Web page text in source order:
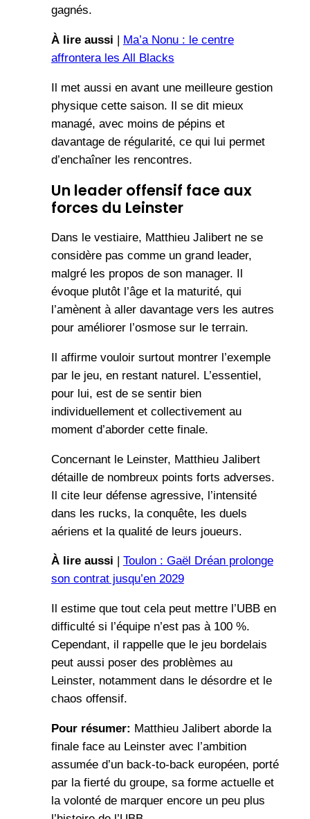
gagnés.
À lire aussi
Ma’a Nonu : le centre
affrontera les All Blacks
Il met aussi en avant une meilleure gestion
physique cette saison. Il se dit mieux
managé, avec moins de pépins et
davantage de régularité, ce qui lui permet
d’enchaîner les rencontres.
Un leader offensif face aux
forces du Leinster
Dans le vestiaire, Matthieu Jalibert ne se
considère pas comme un grand leader,
malgré les propos de son manager. Il
évoque plutôt l’âge et la maturité, qui
l’amènent à aller davantage vers les autres
pour améliorer l’osmose sur le terrain.
Il affirme vouloir surtout montrer l’exemple
par le jeu, en restant naturel. L’essentiel,
pour lui, est de se sentir bien
individuellement et collectivement au
moment d’aborder cette finale.
Concernant le Leinster, Matthieu Jalibert
détaille de nombreux points forts adverses.
Il cite leur défense agressive, l’intensité
dans les rucks, la conquête, les duels
aériens et la qualité de leurs joueurs.
À lire aussi
Toulon : Gaël Dréan prolonge
son contrat jusqu’en 2029
Il estime que tout cela peut mettre l’UBB en
difficulté si l’équipe n’est pas à 100 %.
Cependant, il rappelle que le jeu bordelais
peut aussi poser des problèmes au
Leinster, notamment dans le désordre et le
chaos offensif.
Pour résumer: Matthieu Jalibert aborde la
finale face au Leinster avec l’ambition
assumée d’un back-to-back européen, porté
par la fierté du groupe, sa forme actuelle et
la volonté de marquer encore un peu plus